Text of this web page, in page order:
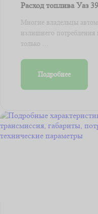
Расход топлива Уаз
Многие владельцы
излишнего потребления
только ...
Подробнее